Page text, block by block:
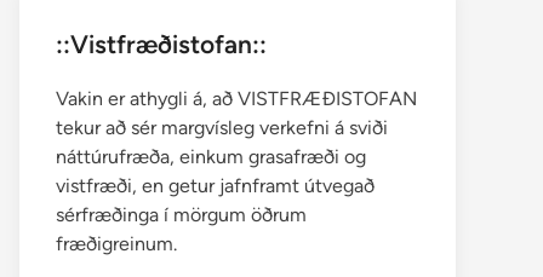
::Vistfræðistofan::
Vakin er athygli á, að VISTFRÆÐISTOFAN
tekur að sér margvísleg verkefni á sviði
náttúrufræða, einkum grasafræði og
vistfræði, en getur jafnframt útvegað
sérfræðinga í mörgum öðrum
fræðigreinum.